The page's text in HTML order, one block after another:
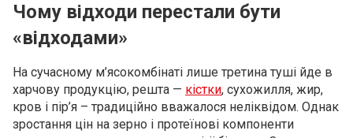
Чому відходи перестали бути
«відходами»
На сучасному м’ясокомбінаті лише третина туші йде в
харчову продукцію, решта — кістки, сухожилля, жир,
кров і пір’я – традиційно вважалося неліквідом. Однак
зростання цін на зерно і протеїнові компоненти